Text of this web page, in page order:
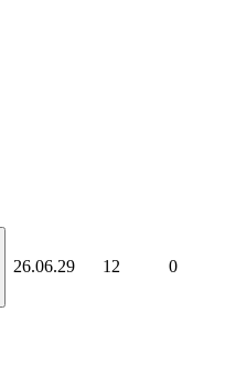
26.06.29 12 0